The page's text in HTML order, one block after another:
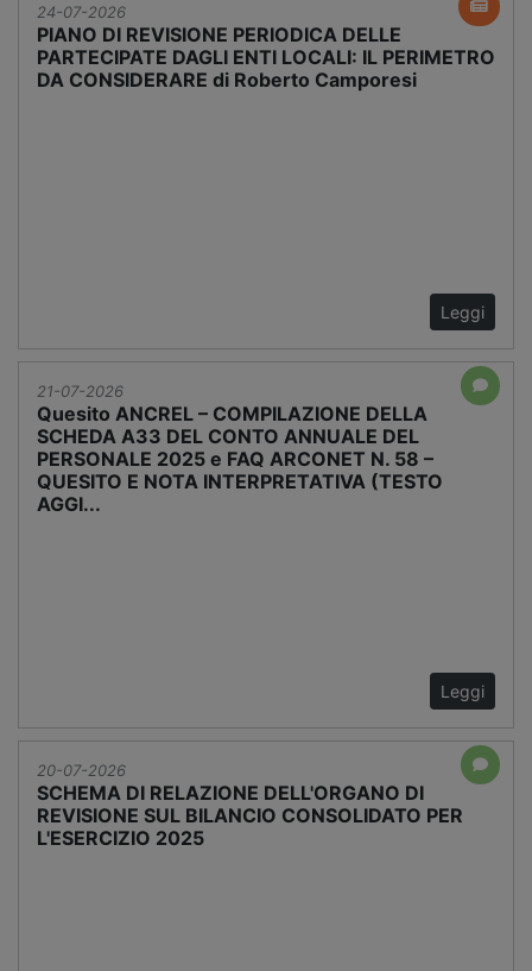
24-07-2026
PIANO DI REVISIONE PERIODICA DELLE
PARTECIPATE DAGLI ENTI LOCALI: IL PERIMETRO
DA CONSIDERARE di Roberto Camporesi
Leggi
21-07-2026
Quesito ANCREL – COMPILAZIONE DELLA
SCHEDA A33 DEL CONTO ANNUALE DEL
PERSONALE 2025 e FAQ ARCONET N. 58 –
QUESITO E NOTA INTERPRETATIVA (TESTO
AGGI...
Leggi
20-07-2026
SCHEMA DI RELAZIONE DELL'ORGANO DI
REVISIONE SUL BILANCIO CONSOLIDATO PER
L'ESERCIZIO 2025